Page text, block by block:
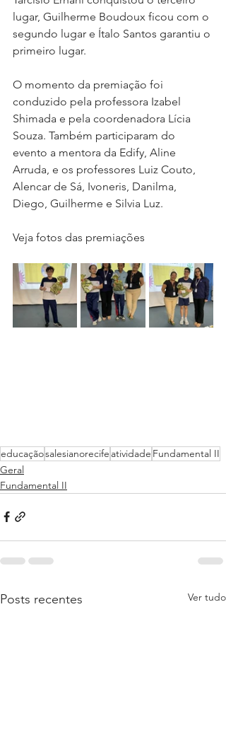
lugar, Guilherme Boudoux ficou com o
segundo lugar e Ítalo Santos garantiu o
primeiro lugar.
O momento da premiação foi
conduzido pela professora Izabel
Shimada e pela coordenadora Lícia
Souza. Também participaram do
evento a mentora da Edify, Aline
Arruda, e os professores Luiz Couto,
Alencar de Sá, Ivoneris, Danilma,
Diego, Guilherme e Silvia Luz.
Veja fotos das premiações
educaçãosalesianorecife atividade Fundamental II
Geral
Fundamental II
Posts recentes Ver tudo